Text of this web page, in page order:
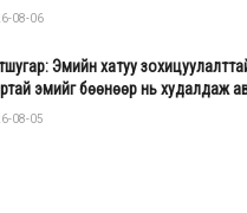
08-06
Эмийн хатуу
эмийг бөөнөөр нь худалдаж
08-05